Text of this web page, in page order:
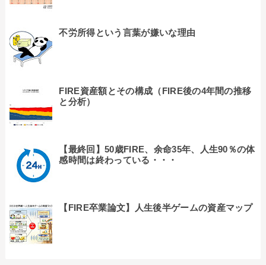
不労所得という言葉が嫌いな理由
FIRE資産額とその構成（FIRE後の4年間の推移
と分析）
【最終回】50歳FIRE、余命35年、人生90％の体
感時間は終わっている・・・
【FIRE卒業論文】人生後半ゲームの資産マップ